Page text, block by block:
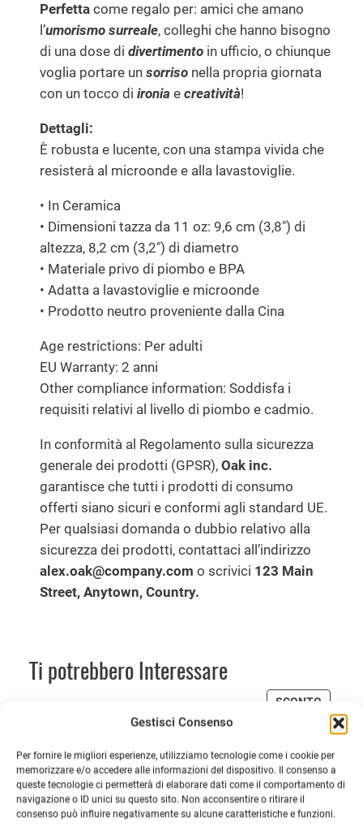
Gestisci Consenso
Per fornire le migliori esperienze, utilizziamo tecnologie come i cookie per
memorizzare e/o accedere alle informazioni del dispositivo. Il consenso a
queste tecnologie ci permetterà di elaborare dati come il comportamento di
navigazione o ID unici su questo sito. Non acconsentire o ritirare il
consenso può influire negativamente su alcune caratteristiche e funzioni.
Perfettacome regalo per: amici che amano
l’umorismo surreale, colleghi che hanno bisogno
di una dose di divertimentoin ufficio, o chiunque
voglia portare un sorrisonella propria giornata
con un tocco di ironia e creatività!
Dettagli:
È robusta e lucente, con una stampa vivida che
resisterà al microonde e alla lavastoviglie.
• In Ceramica
• Dimensioni tazza da 11 oz: 9,6 cm (3,8″) di
altezza, 8,2 cm (3,2″) di diametro
• Materiale privo di piombo e BPA
• Adatta a lavastoviglie e microonde
• Prodotto neutro proveniente dalla Cina
Age restrictions: Per adulti
EU Warranty: 2 anni
Other compliance information: Soddisfa i
requisiti relativi al livello di piombo e cadmio.
In conformità al Regolamento sulla sicurezza
generale dei prodotti (GPSR), Oak inc.
garantisce che tutti i prodotti di consumo
offerti siano sicuri e conformi agli standard UE.
Per qualsiasi domanda o dubbio relativo alla
sicurezza dei prodotti, contattaci all’indirizzo
alex.oak@company.com o scrivici 123 Main
Street, Anytown, Country.
Ti potrebbero Interessare
SCONTO
IN